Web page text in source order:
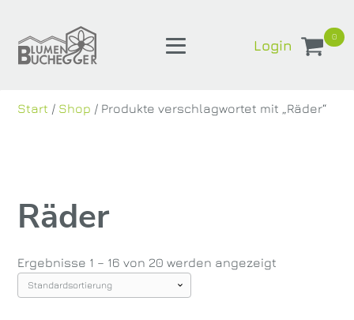
Login
0
Start / Shop / Produkte verschlagwortet mit „Räder“
Räder
Ergebnisse 1 – 16 von 20 werden angezeigt